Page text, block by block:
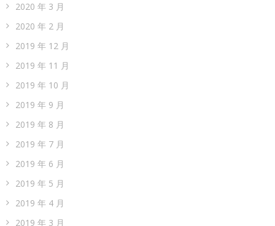
2020 年 3 月
2020 年 2 月
2019 年 12 月
2019 年 11 月
2019 年 10 月
2019 年 9 月
2019 年 8 月
2019 年 7 月
2019 年 6 月
2019 年 5 月
2019 年 4 月
2019 年 3 月